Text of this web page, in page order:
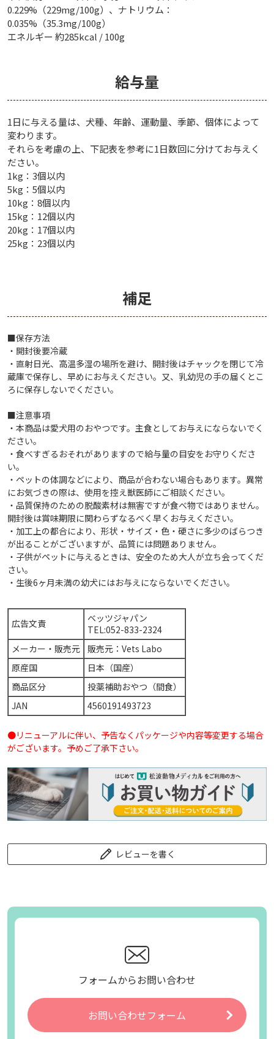
0.229%（229mg/100g）、ナトリウム：
0.035%（35.3mg/100g）
エネルギー 約285kcal / 100g
給与量
1日に与える量は、犬種、年齢、運動量、季節、個体によって
変わります。
それらを考慮の上、下記表を参考に1日数回に分けてお与えく
ださい。
1kg：3個以内
5kg：5個以内
10kg：8個以内
15kg：12個以内
20kg：17個以内
25kg：23個以内
補足
■保存方法
・開封後要冷蔵
・直射日光、高温多湿の場所を避け、開封後はチャックを閉じて冷
蔵庫で保存し、早めにお与えください。又、乳幼児の手の届くとこ
ろに保存しないでください。
■注意事項
・本商品は愛犬用のおやつです。主食としてお与えにならないでく
ださい。
・食べすぎるおそれがありますので給与量の目安をお守りくださ
い。
・ペットの体調などにより、商品が合わない場合もあります。異常
にお気づきの際は、使用を控え獣医師にご相談ください。
・品質保持のための脱酸素材は無害ですが食べ物ではありません。
開封後は賞味期限に関わらずなるべく早くお与えください。
・加工上の都合により、形状・サイズ・色・硬さに多少のばらつき
が出ることがございますが、品質には問題ありません。
・子供がペットに与えるときは、安全のため大人が立ち会ってくだ
さい。
・生後6ヶ月未満の幼犬にはお与えにならないでください。
広告文責
ベッツジャパン
TEL:052-833-2324
メーカー・販売元
販売元：Vets Labo
原産国
日本（国産）
商品区分
投薬補助おやつ（間食）
JAN
4560191493723
●リニューアルに伴い、予告なくパッケージや内容等変更する場合
がございます。予めご了承下さい。
レビューを書く
フォームからお問い合わせ
お問い合わせフォーム